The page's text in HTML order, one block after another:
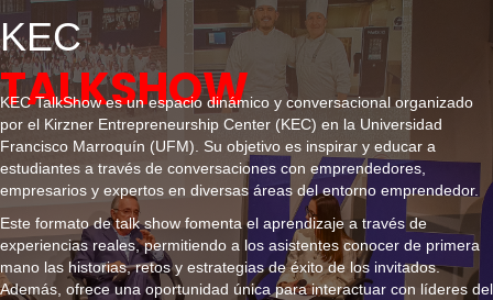
KEC
TALKSHOW
KEC TalkShow es un espacio dinámico y conversacional organizado
por el Kirzner Entrepreneurship Center (KEC) en la Universidad
Francisco Marroquín (UFM). Su objetivo es inspirar y educar a
estudiantes a través de conversaciones con emprendedores,
empresarios y expertos en diversas áreas del entorno emprendedor.
Este formato de talk show fomenta el aprendizaje a través de
experiencias reales, permitiendo a los asistentes conocer de primera
mano las historias, retos y estrategias de éxito de los invitados.
Además, ofrece una oportunidad única para interactuar con líderes del